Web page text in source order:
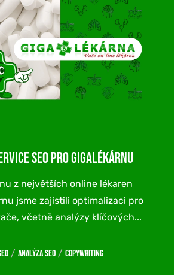
SEO PRO GIGALÉKÁRNU
z největších online lékaren
jsme zajistili optimalizaci pro
včetně analýzy klíčových...
/ Analýza SEO / Copywriting